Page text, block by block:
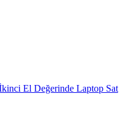
El Değerinde Laptop Sat